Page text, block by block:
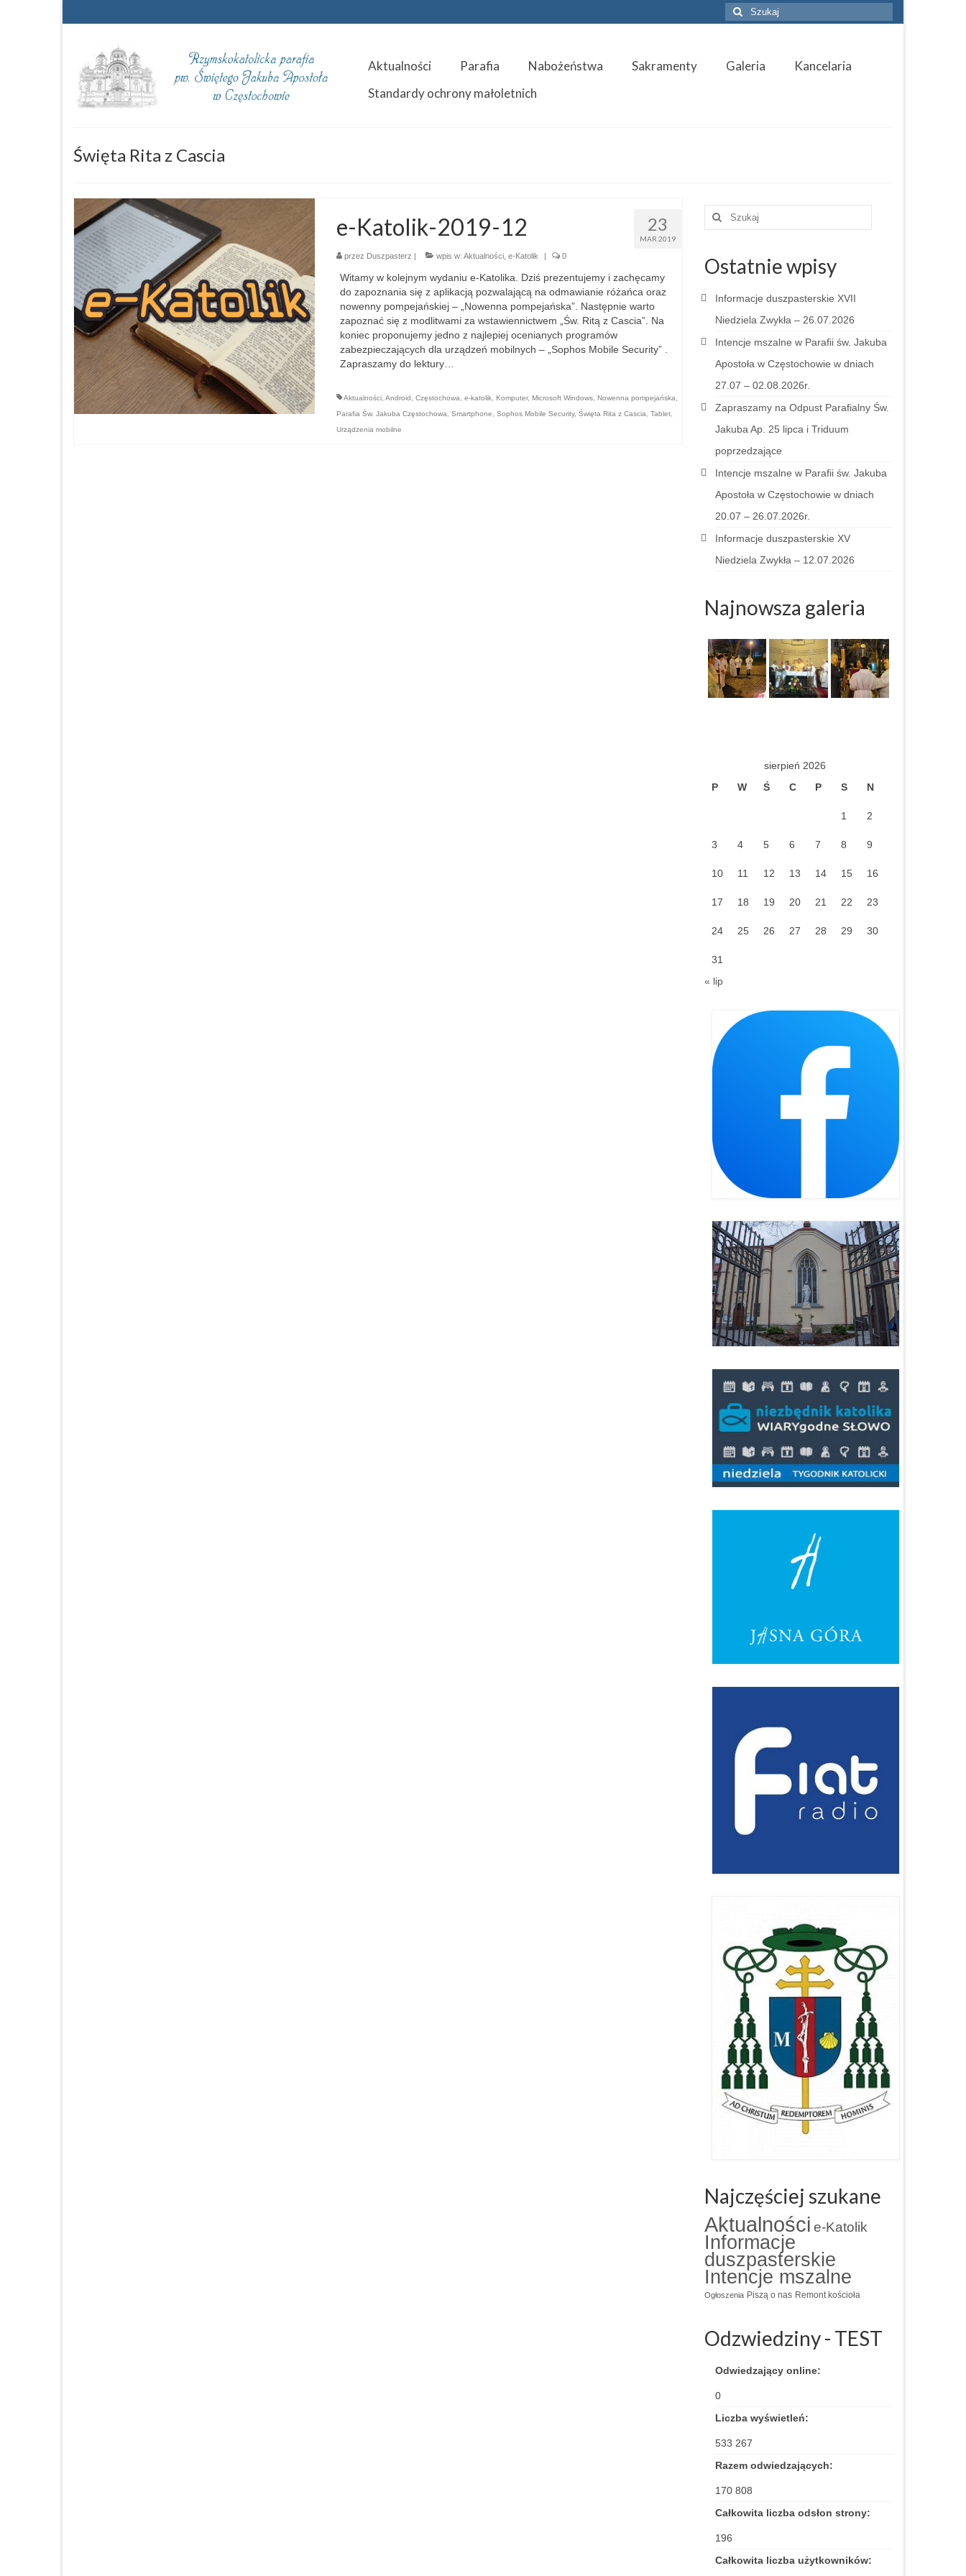
Szuklaj
w:
Aktualności Parafia Nabożeństwa Sakramenty Galeria
Kancelaria
Standardy ochrony małoletnich
Święta Rita z Cascia
23
MAR 2019
e-Katolik-2019-12
przez Duszpasterz wpis w: Aktualności, e-Katolik 0
Witamy w kolejnym wydaniu e-Katolika. Dziś prezentujemy i zachęcamy
do zapoznania się z aplikacją pozwalającą na odmawianie różańca oraz
nowenny pompejańskiej – „Nowenna pompejańska”. Następnie warto
zapoznać się z modlitwami za wstawiennictwem „Św. Ritą z Cascia”. Na
koniec proponujemy jedno z najlepiej ocenianych programów
zabezpieczających dla urządzeń mobilnych – „Sophos Mobile Security” .
Zapraszamy do lektury…
Aktualności, Android, Częstochowa, e-katolik, Komputer, Microsoft Windows, Nowenna pompejańska,
Parafia Św. Jakuba Częstochowa, Smartphone, Sophos Mobile Security, Święta Rita z Cascia, Tablet,
Urządzenia mobilne
Szuklaj
Ostatnie wpisy
Informacje duszpasterskie XVII
Niedziela Zwykła – 26.07.2026
Intencje mszalne w Parafii św. Jakuba
Apostoła w Częstochowie w dniach
27.07 – 02.08.2026r.
Zapraszamy na Odpust Parafialny Św.
Jakuba Ap. 25 lipca i Triduum
poprzedzające
Intencje mszalne w Parafii św. Jakuba
Apostoła w Częstochowie w dniach
20.07 – 26.07.2026r.
Informacje duszpasterskie XV
Niedziela Zwykła – 12.07.2026
Najnowsza galeria
sierpień 2026
P
W Ś C P S N
1 2
3 4 5 6 7 8 9
10 11 12 13 14 15 16
17 18 19 20 21 22 23
24 25 26 27 28 29 30
31
« lip
Najczęściej szukane
Aktualności e-Katolik
Informacje
duszpasterskie
Intencje mszalne
Ogłoszenia Piszą o nas Remont kościoła
Odzwiedziny - TEST
Odwiedzający online:
0
Liczba wyświetleń:
533 267
Razem odwiedzających:
170 808
Całkowita liczba odsłon strony:
196
Całkowita liczba użytkowników: